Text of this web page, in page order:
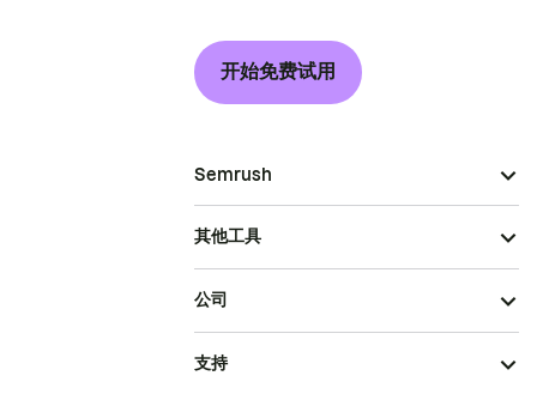
开始免费试用
Semrush
其他工具
公司
支持